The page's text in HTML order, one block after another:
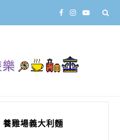
養雞場義大利麵